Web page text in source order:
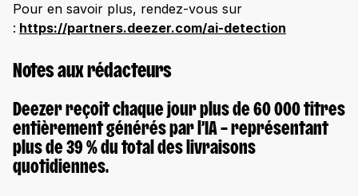
Pour en savoir plus, rendez-vous sur
: https://partners.deezer.com/ai-detection
Notes aux rédacteurs
Deezer reçoit chaque jour plus de 60 000 titres
entièrement générés par l’IA – représentant
plus de 39 % du total des livraisons
quotidiennes.